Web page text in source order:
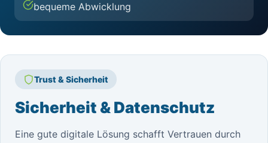
bequeme Abwicklung
Trust & Sicherheit
Sicherheit & Datenschutz
Eine gute digitale Lösung schafft Vertrauen durch